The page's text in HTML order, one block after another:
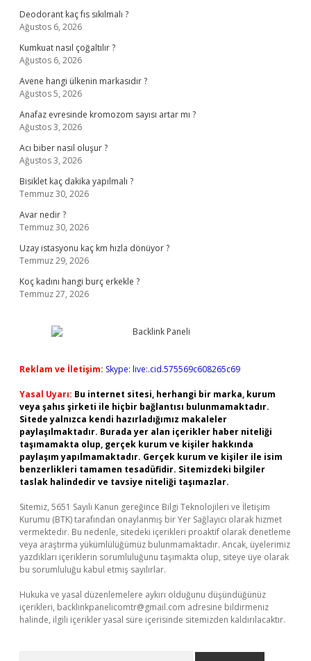
Deodorant kaç fıs sıkılmalı ?
Ağustos 6, 2026
Kumkuat nasıl çoğaltılır ?
Ağustos 6, 2026
Avene hangi ülkenin markasıdır ?
Ağustos 5, 2026
Anafaz evresinde kromozom sayısı artar mı ?
Ağustos 3, 2026
Acı biber nasıl oluşur ?
Ağustos 3, 2026
Bisiklet kaç dakika yapılmalı ?
Temmuz 30, 2026
Avar nedir ?
Temmuz 30, 2026
Uzay istasyonu kaç km hızla dönüyor ?
Temmuz 29, 2026
Koç kadını hangi burç erkekle ?
Temmuz 27, 2026
Reklam ve İletişim: Skype: live:.cid.575569c608265c69
Yasal Uyarı: Bu internet sitesi, herhangi bir marka, kurum
veya şahıs şirketi ile hiçbir bağlantısı bulunmamaktadır.
Sitede yalnızca kendi hazırladığımız makaleler
paylaşılmaktadır. Burada yer alan içerikler haber niteliği
taşımamakta olup, gerçek kurum ve kişiler hakkında
paylaşım yapılmamaktadır. Gerçek kurum ve kişiler ile isim
benzerlikleri tamamen tesadüfidir. Sitemizdeki bilgiler
taslak halindedir ve tavsiye niteliği taşımazlar.
Sitemiz, 5651 Sayılı Kanun gereğince Bilgi Teknolojileri ve İletişim
Kurumu (BTK) tarafından onaylanmış bir Yer Sağlayıcı olarak hizmet
vermektedir. Bu nedenle, sitedeki içerikleri proaktif olarak denetleme
veya araştırma yükümlülüğümüz bulunmamaktadır. Ancak, üyelerimiz
yazdıkları içeriklerin sorumluluğunu taşımakta olup, siteye üye olarak
bu sorumluluğu kabul etmiş sayılırlar.
Hukuka ve yasal düzenlemelere aykırı olduğunu düşündüğünüz
içerikleri, backlinkpanelicomtr@gmail.com adresine bildirmeniz
halinde, ilgili içerikler yasal süre içerisinde sitemizden kaldırılacaktır.